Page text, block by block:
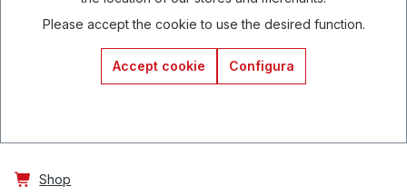
Please accept the cookie to use the desired function.
Accept cookie Configura
Shop